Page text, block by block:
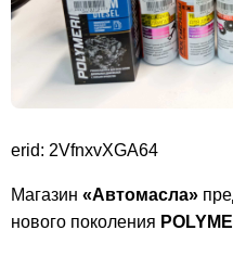
erid: 2VfnxvXGA64
Магазин «Автомасла»
нового поколения